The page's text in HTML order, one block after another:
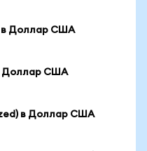
в Доллар США
Доллар США
в Доллар США